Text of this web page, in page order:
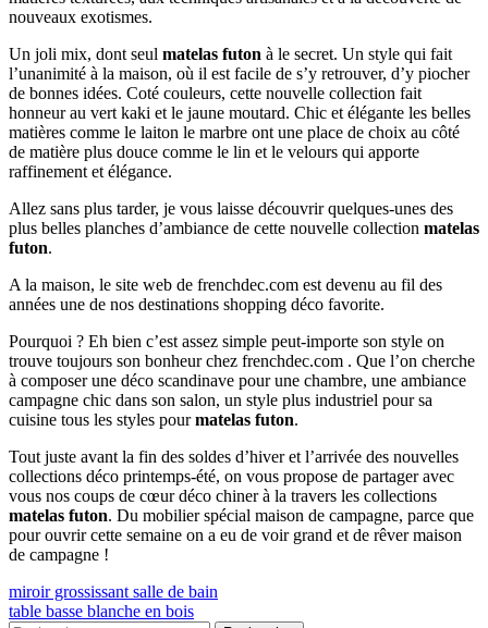
nouveaux exotismes.
Un joli mix, dont seul matelas futon à le secret. Un style qui fait
l’unanimité à la maison, où il est facile de s’y retrouver, d’y piocher
de bonnes idées. Coté couleurs, cette nouvelle collection fait
honneur au vert kaki et le jaune moutard. Chic et élégante les belles
matières comme le laiton le marbre ont une place de choix au côté
de matière plus douce comme le lin et le velours qui apporte
raffinement et élégance.
Allez sans plus tarder, je vous laisse découvrir quelques-unes des
plus belles planches d’ambiance de cette nouvelle collection matelas
futon.
A la maison, le site web de frenchdec.com est devenu au fil des
années une de nos destinations shopping déco favorite.
Pourquoi ? Eh bien c’est assez simple peut-importe son style on
trouve toujours son bonheur chez frenchdec.com . Que l’on cherche
à composer une déco scandinave pour une chambre, une ambiance
campagne chic dans son salon, un style plus industriel pour sa
cuisine tous les styles pourmatelas futon.
Tout juste avant la fin des soldes d’hiver et l’arrivée des nouvelles
collections déco printemps-été, on vous propose de partager avec
vous nos coups de cœur déco chiner à la travers les collections
matelas futon. Du mobilier spécial maison de campagne, parce que
pour ouvrir cette semaine on a eu de voir grand et de rêver maison
de campagne !
Navigation
Previous
article:
miroir grossissant salle de bain
Next
table basse blanche en bois